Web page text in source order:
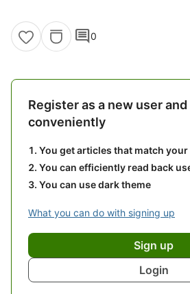
comment0
Register as a new user
conveniently
You get articles that match your
You can efficiently read back
You can use dark theme
What you can do with signing up
Sign up
Login